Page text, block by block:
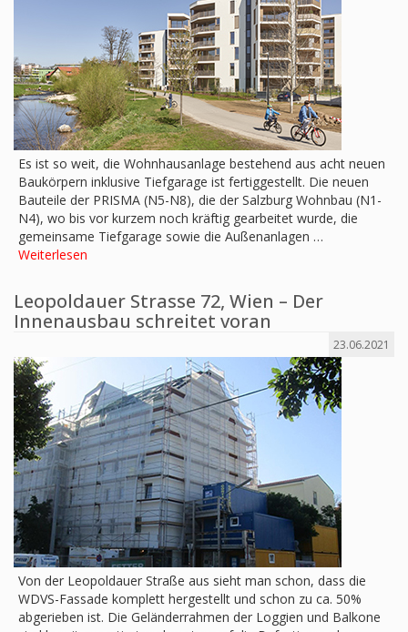
Es ist so weit, die Wohnhausanlage bestehend aus acht neuen
Baukörpern inklusive Tiefgarage ist fertiggestellt. Die neuen
Bauteile der PRISMA (N5-N8), die der Salzburg Wohnbau (N1-
N4), wo bis vor kurzem noch kräftig gearbeitet wurde, die
gemeinsame Tiefgarage sowie die Außenanlagen …
Weiterlesen
Leopoldauer Strasse 72, Wien – Der
Innenausbau schreitet voran
23.06.2021
Von der Leopoldauer Straße aus sieht man schon, dass die
WDVS-Fassade komplett hergestellt und schon zu ca. 50%
abgerieben ist. Die Geländerrahmen der Loggien und Balkone